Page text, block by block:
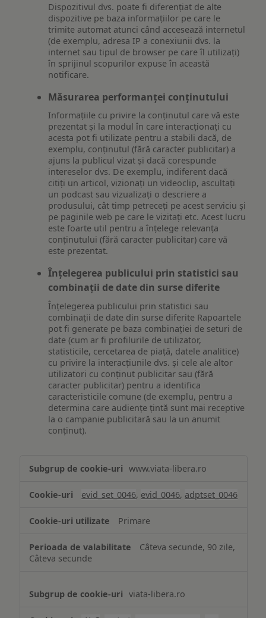
Dispozitivul dvs. poate fi diferențiat de alte
dispozitive pe baza informațiilor pe care le
trimite automat atunci când accesează internetul
(de exemplu, adresa IP a conexiunii dvs. la
internet sau tipul de browser pe care îl utilizați)
în sprijinul scopurilor expuse în această
notificare.
Măsurarea performanței conținutului
Informațiile cu privire la conținutul care vă este
prezentat și la modul în care interacționați cu
acesta pot fi utilizate pentru a stabili dacă, de
exemplu, conținutul (fără caracter publicitar) a
ajuns la publicul vizat și dacă corespunde
intereselor dvs. De exemplu, indiferent dacă
citiți un articol, vizionați un videoclip, ascultați
un podcast sau vizualizați o descriere a
produsului, cât timp petreceți pe acest serviciu și
pe paginile web pe care le vizitați etc. Acest lucru
este foarte util pentru a înțelege relevanța
conținutului (fără caracter publicitar) care vă
este prezentat.
Înțelegerea publicului prin statistici sau
combinații de date din surse diferite
Înțelegerea publicului prin statistici sau
combinații de date din surse diferite Rapoartele
pot fi generate pe baza combinației de seturi de
date (cum ar fi profilurile de utilizator,
statisticile, cercetarea de piață, datele analitice)
cu privire la interacțiunile dvs. și cele ale altor
utilizatori cu conținut publicitar sau (fără
caracter publicitar) pentru a identifica
caracteristicile comune (de exemplu, pentru a
determina care audiențe țintă sunt mai receptive
la o campanie publicitară sau la un anumit
conținut).
www.viata-libera.ro
evid_set_0046, evid_0046, adptset_0046
Primare
Câteva secunde, 90 zile,
Câteva secunde
viata-libera.ro